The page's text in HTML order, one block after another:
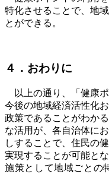
特化させることで、地
とができる。
４．おわりに
以上の通り、「健康
今後の地域経済活性化
政策であることがわか
な活用が、各自治体に
しすることで、住民の
実現することが可能と
施策として地域ごとの